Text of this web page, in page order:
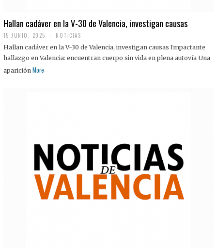
Hallan cadáver en la V-30 de Valencia, investigan causas
15 JUNIO, 2025 NOTICIAS
Hallan cadáver en la V-30 de Valencia, investigan causas Impactante
hallazgo en Valencia: encuentran cuerpo sin vida en plena autovía Una
aparición More